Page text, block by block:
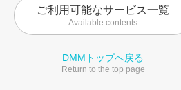
ご利用可能なサービス一覧
Available contents
DMMトップへ戻る
Return to the top page